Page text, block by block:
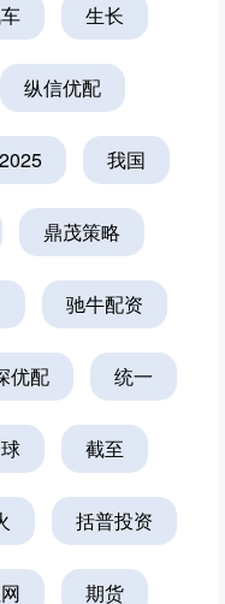
生长
纵信优配
2025 我国
鼎茂策略
驰牛配资
优配 统一
截至
括普投资
期货